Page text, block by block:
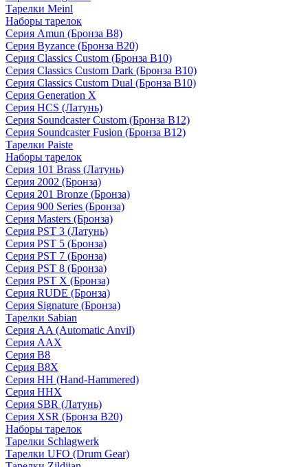
Тарелки Meinl
Наборы тарелок
Серия Amun (Бронза B8)
Серия Byzance (Бронза B20)
Серия Classics Custom (Бронза B10)
Серия Classics Custom Dark (Бронза B10)
Серия Classics Custom Dual (Бронза B10)
Серия Generation X
Серия HCS (Латунь)
Серия Soundcaster Custom (Бронза B12)
Серия Soundcaster Fusion (Бронза B12)
Тарелки Paiste
Наборы тарелок
Серия 101 Brass (Латунь)
Серия 2002 (Бронза)
Серия 201 Bronze (Бронза)
Серия 900 Series (Бронза)
Серия Masters (Бронза)
Серия PST 3 (Латунь)
Серия PST 5 (Бронза)
Серия PST 7 (Бронза)
Серия PST 8 (Бронза)
Серия PST X (Бронза)
Серия RUDE (Бронза)
Серия Signature (Бронза)
Тарелки Sabian
Серия AA (Automatic Anvil)
Серия AAX
Серия B8
Серия B8X
Серия HH (Hand-Hammered)
Серия HHX
Серия SBR (Латунь)
Серия XSR (Бронза B20)
Наборы тарелок
Тарелки Schlagwerk
Тарелки UFO (Drum Gear)